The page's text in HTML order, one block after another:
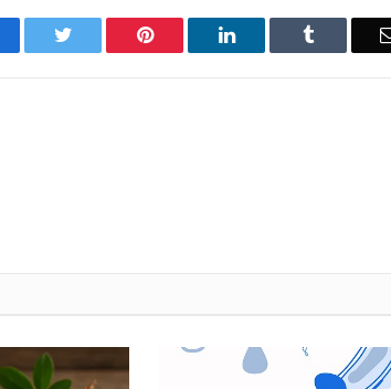
Twitter Pinterest LinkedIn Tumblr